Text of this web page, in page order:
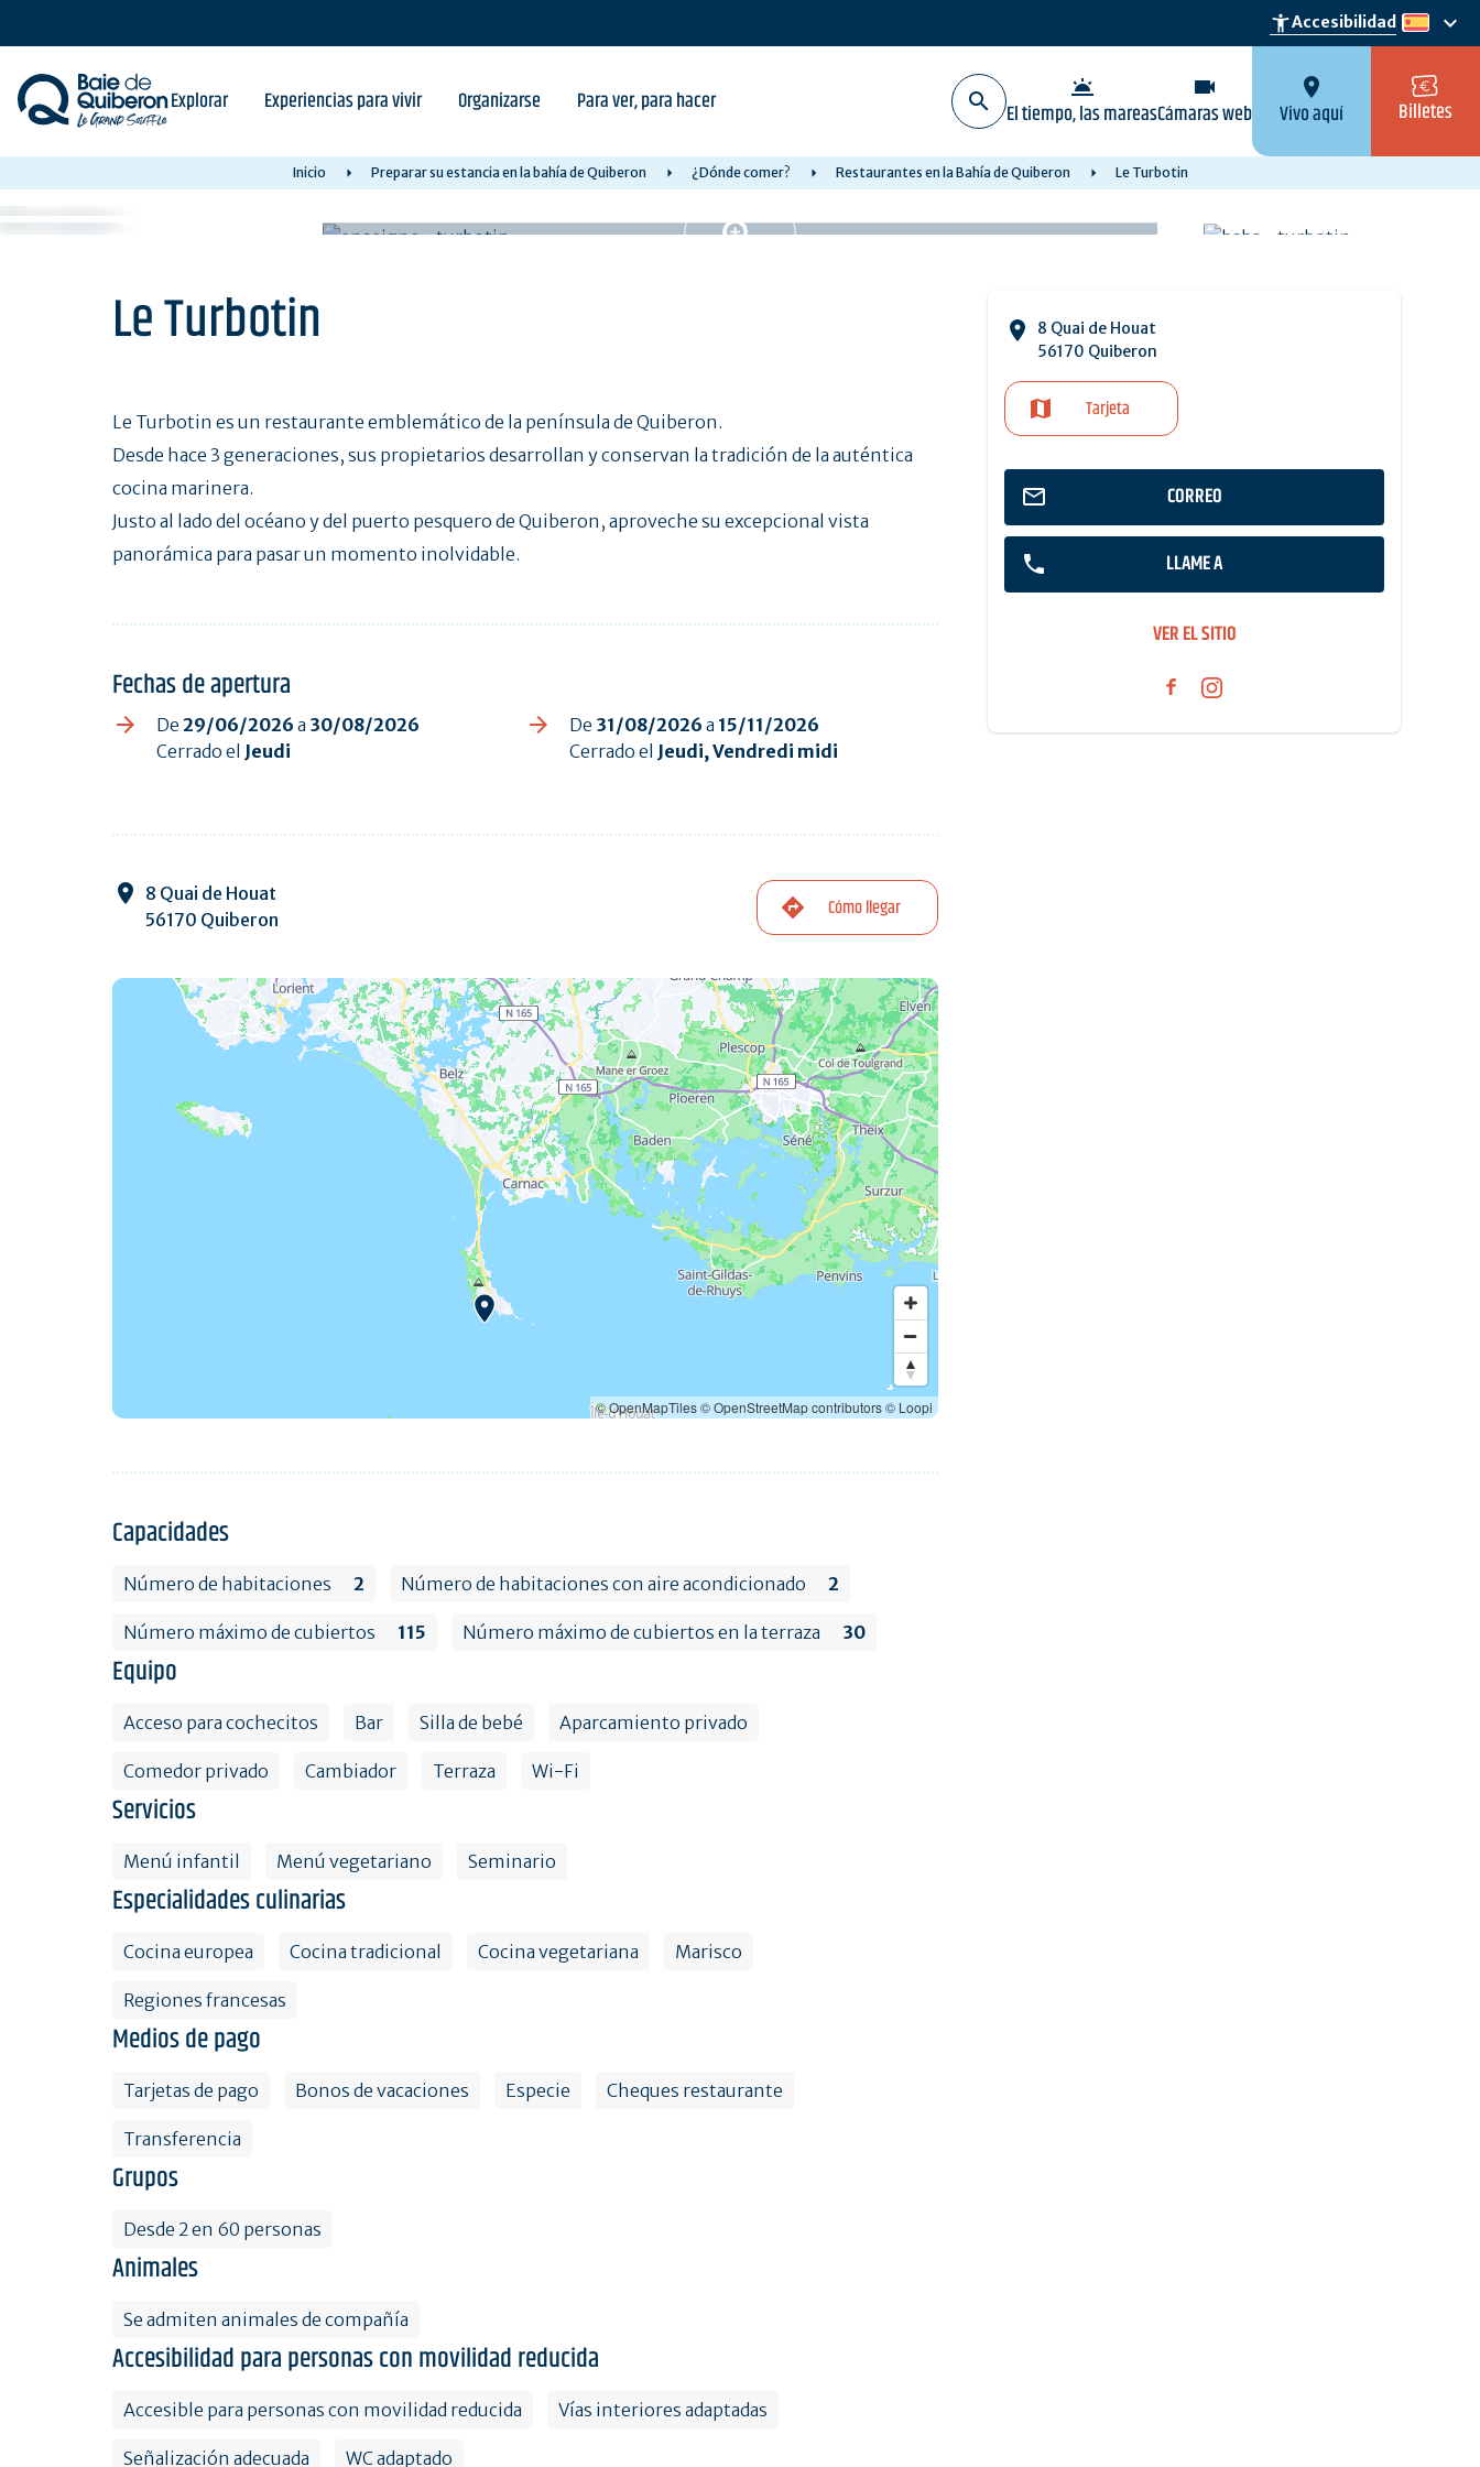
content
accessibility_newAccesibilidad es
keyboard_arrow_down
Explorar Experiencias para vivir Organizarse Para ver, para hacer wb_twilight
El tiempo, las mareas
videocam
Cámaras web
location_on
Vivo aquí Billetes
Inicio Preparar su estancia en la bahía de Quiberon ¿Dónde comer? Restaurantes en la Bahía de Quiberon Le Turbotin
Le Turbotin
8 Quai de Houat
56170 Quiberon
Tarjeta
CORREO
LLAME A
VER EL SITIO
Le Turbotin es un restaurante emblemático de la península de Quiberon.
Desde hace 3 generaciones, sus propietarios desarrollan y conservan la tradición de la auténtica
cocina marinera.
Justo al lado del océano y del puerto pesquero de Quiberon, aproveche su excepcional vista
panorámica para pasar un momento inolvidable.
Fechas de apertura
De 29/06/2026 a 30/08/2026
Cerrado el Jeudi
De 31/08/2026 a 15/11/2026
Cerrado el Jeudi, Vendredi midi
8 Quai de Houat
56170 Quiberon
Cómo llegar
© OpenMapTiles© OpenStreetMap contributors© Loopi
Capacidades
Número de habitaciones 2 Número de habitaciones con aire acondicionado 2
Número máximo de cubiertos 115 Número máximo de cubiertos en la terraza 30
Equipo
Acceso para cochecitos Bar Silla de bebé Aparcamiento privado
Comedor privado Cambiador Terraza Wi-Fi
Servicios
Menú infantil Menú vegetariano Seminario
Especialidades culinarias
Cocina europea Cocina tradicional Cocina vegetariana Marisco
Regiones francesas
Medios de pago
Tarjetas de pago Bonos de vacaciones Especie Cheques restaurante
Transferencia
Grupos
Desde 2 en 60 personas
Animales
Se admiten animales de compañía
Accesibilidad para personas con movilidad reducida
Accesible para personas con movilidad reducida Vías interiores adaptadas
Señalización adecuada WC adaptado